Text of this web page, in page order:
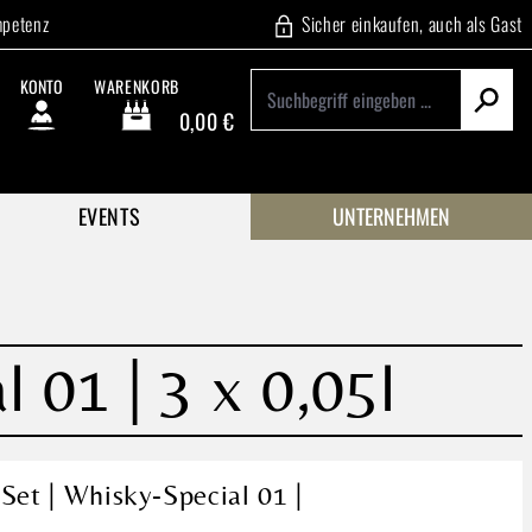
Sicher einkaufen, auch als Gast
KONTO WARENKORB
0,00 €
Warenkorb enthält 0 Positionen. Der Gesamtwert
EVENTS UNTERNEHMEN
01 | 3 x 0,05l
| Whisky-Special 01 |